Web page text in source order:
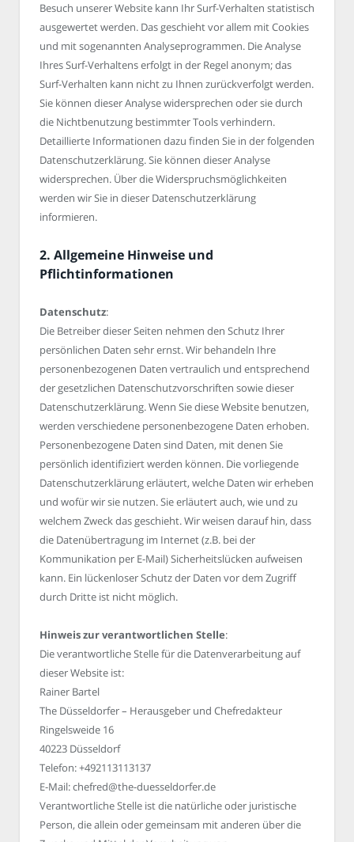
Besuch unserer Website kann Ihr Surf-Verhalten statistisch
ausgewertet werden. Das geschieht vor allem mit Cookies
und mit sogenannten Analyseprogrammen. Die Analyse
Ihres Surf-Verhaltens erfolgt in der Regel anonym; das
Surf-Verhalten kann nicht zu Ihnen zurückverfolgt werden.
Sie können dieser Analyse widersprechen oder sie durch
die Nichtbenutzung bestimmter Tools verhindern.
Detaillierte Informationen dazu finden Sie in der folgenden
Datenschutzerklärung. Sie können dieser Analyse
widersprechen. Über die Widerspruchsmöglichkeiten
werden wir Sie in dieser Datenschutzerklärung
informieren.
2. Allgemeine Hinweise und
Pflichtinformationen
Datenschutz:
Die Betreiber dieser Seiten nehmen den Schutz Ihrer
persönlichen Daten sehr ernst. Wir behandeln Ihre
personenbezogenen Daten vertraulich und entsprechend
der gesetzlichen Datenschutzvorschriften sowie dieser
Datenschutzerklärung. Wenn Sie diese Website benutzen,
werden verschiedene personenbezogene Daten erhoben.
Personenbezogene Daten sind Daten, mit denen Sie
persönlich identifiziert werden können. Die vorliegende
Datenschutzerklärung erläutert, welche Daten wir erheben
und wofür wir sie nutzen. Sie erläutert auch, wie und zu
welchem Zweck das geschieht. Wir weisen darauf hin, dass
die Datenübertragung im Internet (z.B. bei der
Kommunikation per E-Mail) Sicherheitslücken aufweisen
kann. Ein lückenloser Schutz der Daten vor dem Zugriff
durch Dritte ist nicht möglich.
Hinweis zur verantwortlichen Stelle:
Die verantwortliche Stelle für die Datenverarbeitung auf
dieser Website ist:
Rainer Bartel
The Düsseldorfer – Herausgeber und Chefredakteur
Ringelsweide 16
40223 Düsseldorf
Telefon: +492113113137
E-Mail: chefred@the-duesseldorfer.de
Verantwortliche Stelle ist die natürliche oder juristische
Person, die allein oder gemeinsam mit anderen über die